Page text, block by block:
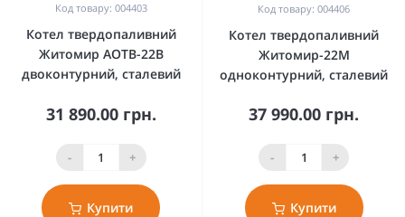
Код товару: 004403
Котел твердопаливний
Житомир АОТВ-22В
двоконтурний, сталевий
31 890.00 грн.
- +
Купити
Код товару: 004406
Котел твердопаливний
Житомир-22М
одноконтурний, сталевий
37 990.00 грн.
- +
Купити